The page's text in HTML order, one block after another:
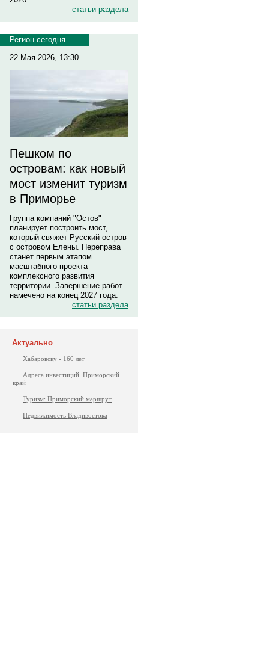
статьи раздела
Регион сегодня
22 Мая 2026, 13:30
Пешком по
островам: как новый
мост изменит туризм
в Приморье
Группа компаний "Остов"
планирует построить мост,
который свяжет Русский остров
с островом Елены. Переправа
станет первым этапом
масштабного проекта
комплексного развития
территории. Завершение работ
намечено на конец 2027 года.
статьи раздела
Актуально
Хабаровску - 160 лет
Адреса инвестиций. Приморский
край
Туризм: Приморский маршрут
Недвижимость Владивостока